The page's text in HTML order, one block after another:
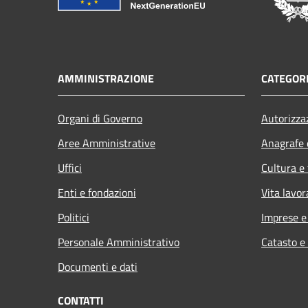
AMMINISTRAZIONE
Organi di Governo
Aree Amministrative
Uffici
Enti e fondazioni
Politici
Personale Amministrativo
Documenti e dati
Cultura
Vita
Imprese
Catasto
CONTATTI